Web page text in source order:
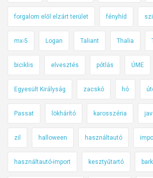
forgalom elől elzárt terület fényhíd
mx-5 Logan Taliant Thalia
biciklis elvesztés pótlás ÚME
Egyesült Királyság zacskó hó
Passat lökhárító karosszéria
zil halloween használtautó
használtautó-import kesztyűtartó